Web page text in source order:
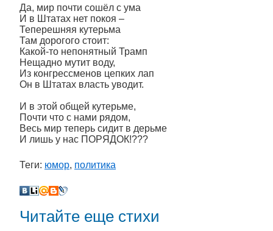
Да, мир почти сошёл с ума
И в Штатах нет покоя –
Теперешняя кутерьма
Там дорогого стоит:
Какой-то непонятный Трамп
Нещадно мутит воду,
Из конгрессменов цепких лап
Он в Штатах власть уводит.
И в этой общей кутерьме,
Почти что с нами рядом,
Весь мир теперь сидит в дерьме
И лишь у нас ПОРЯДОК!???
Теги: юмор, политика
Читайте еще стихи